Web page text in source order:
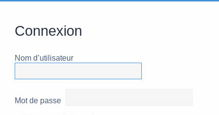
Connexion
Nom d’utilisateur
Mot de passe